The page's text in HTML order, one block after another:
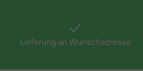
Lieferung an Wunschadresse